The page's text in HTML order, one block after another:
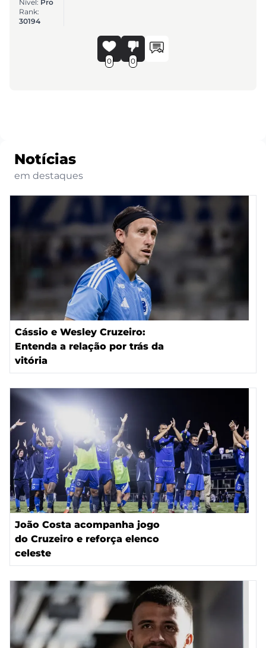
Nível: Pro
Rank:
30194
0 0
Notícias
em destaques
Cássio e Wesley Cruzeiro:
Entenda a relação por trás da
vitória
João Costa acompanha jogo
do Cruzeiro e reforça elenco
celeste